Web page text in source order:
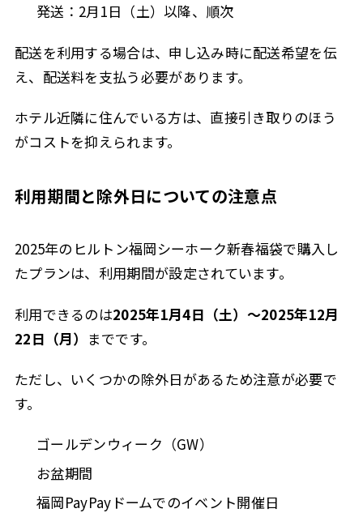
発送：2月1日（土）以降、順次
配送を利用する場合は、申し込み時に配送希望を伝
え、配送料を支払う必要があります。
ホテル近隣に住んでいる方は、直接引き取りのほう
がコストを抑えられます。
利用期間と除外日についての注意点
2025年のヒルトン福岡シーホーク新春福袋で購入し
たプランは、利用期間が設定されています。
利用できるのは2025年1月4日（土）〜2025年12月
22日（月） までです。
ただし、いくつかの除外日があるため注意が必要で
す。
ゴールデンウィーク（GW）
お盆期間
福岡PayPayドームでのイベント開催日